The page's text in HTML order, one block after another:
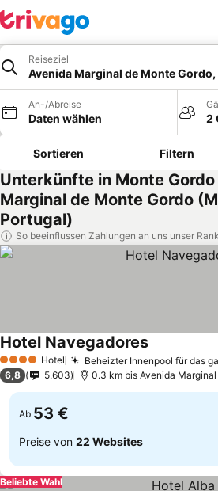
Reiseziel
Avenida Marginal de Monte
An-/Abreise
Daten wählen 2
Sortieren Filtern
Unterkünfte in Monte
Marginal de Monte Gordo
Portugal)
So beeinflussen Zahlungen an uns unser
4 Sterne Hotel Beheizter Innenpool für das
Hotel Navegadores
6,8 5.603 0.3 km bis Avenida
Ab 53 €
Preise von 22 Websites
Beliebte Wahl